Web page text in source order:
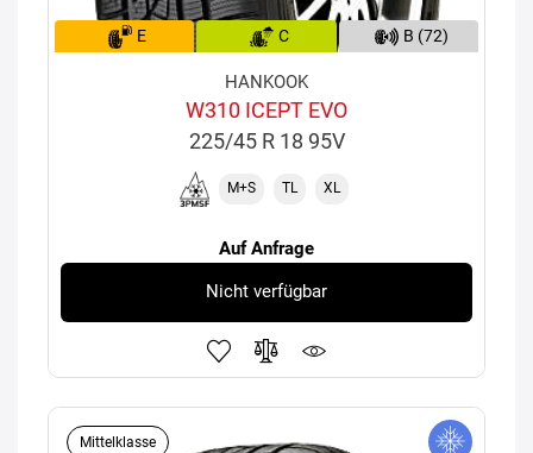
E C B (72)
HANKOOK
W310 ICEPT EVO
225/45 R 18 95V
M+S TL XL
Auf Anfrage
Nicht verfügbar
Mittelklasse